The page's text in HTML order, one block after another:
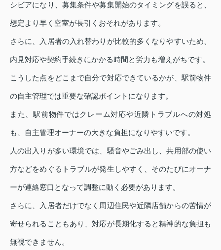
シビアになり、募集条件や募集開始のタイミングを誤ると、
想定より早く空室が長引くおそれがあります。
さらに、入居者の入れ替わりが比較的多くなりやすいため、
内見対応や契約手続きにかかる時間と労力も増えがちです。
こうした点をどこまで自分で対応できているかが、駅前物件
の自主管理では重要な確認ポイントになります。
また、駅前物件ではクレーム対応や近隣トラブルへの対処
も、自主管理オーナーの大きな負担になりやすいです。
人の出入りが多い環境では、騒音やごみ出し、共用部の使い
方などをめぐるトラブルが発生しやすく、そのたびにオーナ
ーが連絡窓口となって調整に動く必要があります。
さらに、入居者だけでなく周辺住民や近隣店舗からの苦情が
寄せられることもあり、対応が長期化すると精神的な負担も
無視できません。